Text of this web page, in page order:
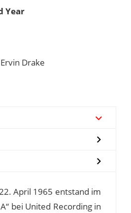
Year
Drake
April 1965 entstand im
bei United Recording in